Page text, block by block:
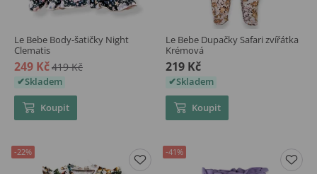
Le Bebe Body-šatičky Night
Clematis
249 Kč419 Kč
Skladem
Koupit
Le Bebe Dupačky Safari zvířátka
Krémová
219 Kč
Skladem
Koupit
-22% -41%